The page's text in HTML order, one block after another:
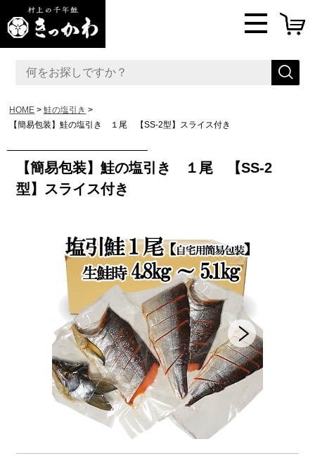
HOME
鮭の塩引き
【簡易包装】鮭の塩引き １尾 【SS-2型】スライス付き
【簡易包装】鮭の塩引き １尾 【SS-2
型】スライス付き